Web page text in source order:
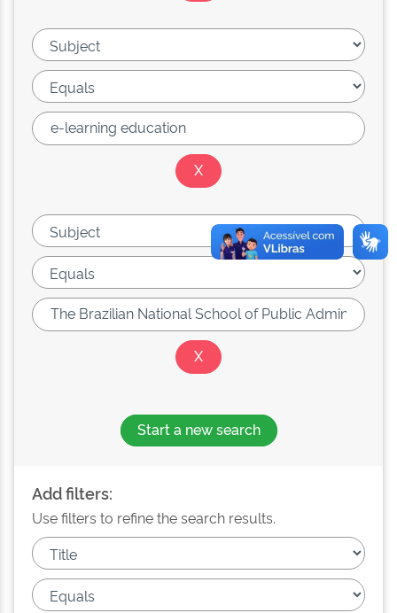
Start a new search
Add filters:
Use filters to refine the search results.